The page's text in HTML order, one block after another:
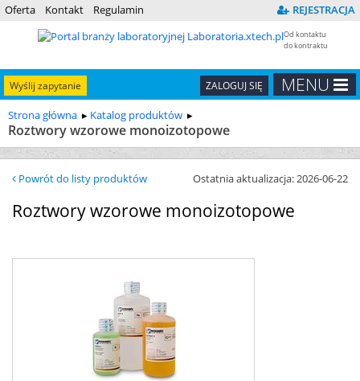
Oferta Kontakt Regulamin REJESTRACJA
Od kontaktu
do kontraktu
MENU
ZALOGUJ SIĘ
Wyślij zapytanie
Strona główna Katalog produktów
Roztwory wzorowe monoizotopowe
Powrót do listy produktów Ostatnia aktualizacja: 2026-06-22
Roztwory wzorowe monoizotopowe